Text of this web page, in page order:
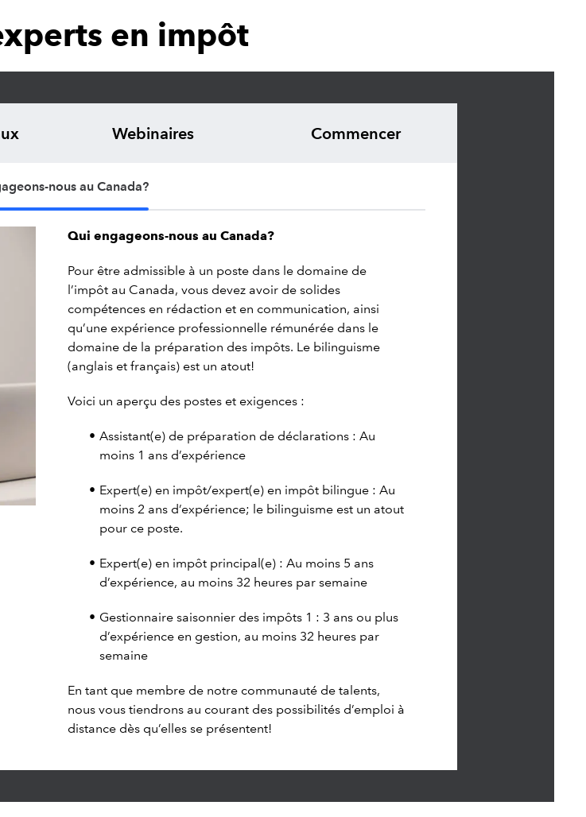
en impôt
Webinaires Commencer
nous au Canada?
Qui engageons-nous au Canada?
Pour être admissible à un poste dans le domaine de
l’impôt au Canada, vous devez avoir de solides
compétences en rédaction et en communication, ainsi
qu’une expérience professionnelle rémunérée dans le
domaine de la préparation des impôts. Le bilinguisme
(anglais et français) est un atout!
Voici un aperçu des postes et exigences :
Assistant(e) de préparation de déclarations : Au
moins 1 ans d’expérience
Expert(e) en impôt/expert(e) en impôt bilingue : Au
moins 2 ans d’expérience; le bilinguisme est un atout
pour ce poste.
Expert(e) en impôt principal(e) : Au moins 5 ans
d’expérience, au moins 32 heures par semaine
Gestionnaire saisonnier des impôts 1 : 3 ans ou plus
d’expérience en gestion, au moins 32 heures par
semaine
En tant que membre de notre communauté de talents,
nous vous tiendrons au courant des possibilités d’emploi à
distance dès qu’elles se présentent!